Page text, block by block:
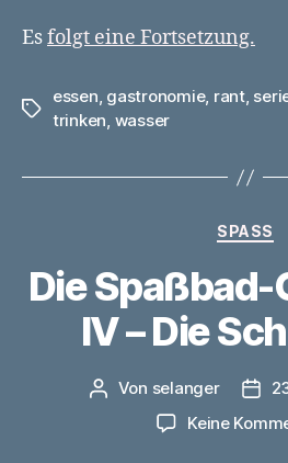
Esfolgt eine Fortsetzung.
Schlagwörter
essen, gastronomie, rant,
trinken, wasser
SPASS
Die
IV – Die
Beitragsautor
Von selanger
Keine